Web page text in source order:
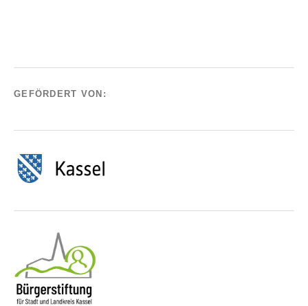
GEFÖRDERT VON: